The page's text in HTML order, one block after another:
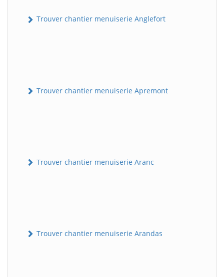
Trouver chantier menuiserie Anglefort
Trouver chantier menuiserie Apremont
Trouver chantier menuiserie Aranc
Trouver chantier menuiserie Arandas